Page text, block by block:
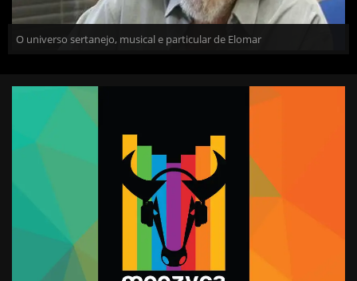
O universo sertanejo, musical e particular de Elomar